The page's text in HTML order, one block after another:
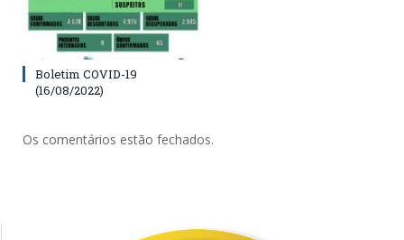
Boletim COVID-19
(16/08/2022)
Os comentários estão fechados.